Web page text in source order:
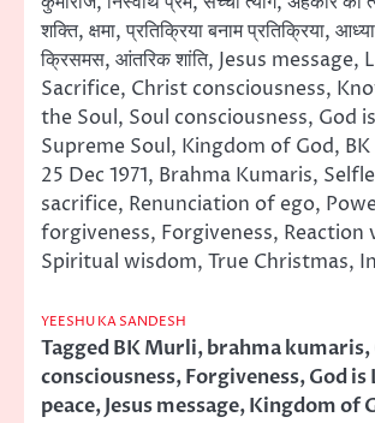
शक्ति, क्षमा, प्रतिक्रिया बनाम प्रतिक्रिया,
क्रिसमस, आंतरिक शांति, Jesus message,
Sacrifice, Christ consciousness,
the Soul, Soul consciousness, God
Supreme Soul, Kingdom of God,
25 Dec 1971, Brahma Kumaris,
sacrifice, Renunciation of ego,
forgiveness, Forgiveness, Reaction
Spiritual wisdom, True Christmas,
YEESHU KA SANDESH
TaggedBK Murli,brahma kumaris,
consciousness,Forgiveness,God is
peace,Jesus message,Kingdom of